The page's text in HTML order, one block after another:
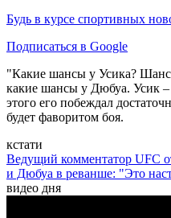
Будь в курсе спортивных
Подписаться в Google
"Какие шансы у Усика?
какие шансы у Дюбуа. Усик
этого его побеждал
будет фаворитом боя.
кстати
Ведущий комментатор UFC
и Дюбуа в реванше: "Это
видео дня